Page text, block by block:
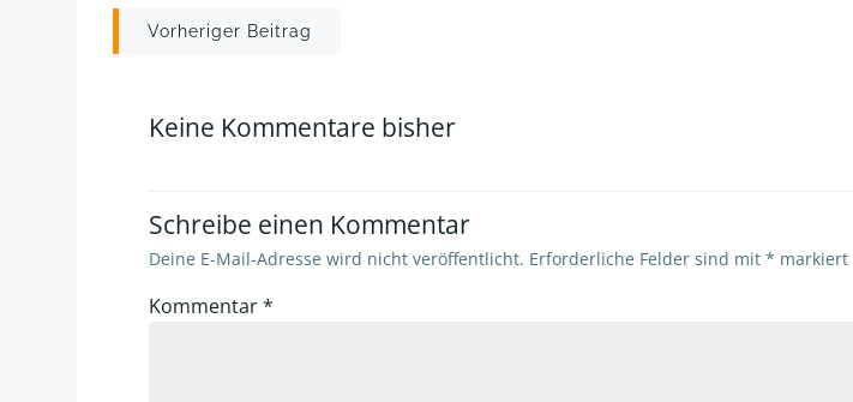
Post
Vorheriger Beitrag
Keine Kommentare bisher
Schreibe einen Kommentar
Deine E-Mail-Adresse wird nicht veröffentlicht. Erforderliche Felder sind mit * markiert
Kommentar*